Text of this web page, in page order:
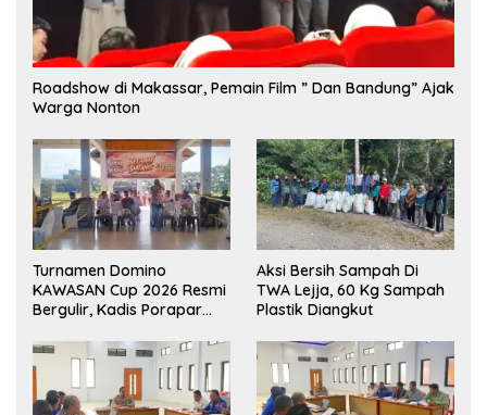
Roadshow di Makassar, Pemain Film ” Dan Bandung” Ajak
Warga Nonton
Turnamen Domino
KAWASAN Cup 2026 Resmi
Bergulir, Kadis Porapar
Sportivitas dan Silaturahmi
Aksi Bersih Sampah Di
TWA Lejja, 60 Kg Sampah
Plastik Diangkut